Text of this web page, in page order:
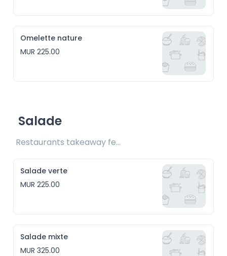
Omelette nature
MUR 225.00
Salade
Restaurants takeaway fee Rs25 included
Salade verte
MUR 225.00
Salade mixte
MUR 325.00